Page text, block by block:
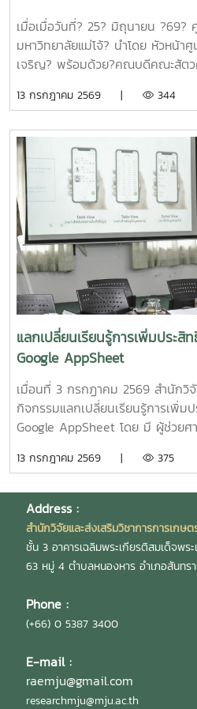
ทุนด้านการเพิ่มความสามารถในการ
ดังนี้1.โครงการ "กลยุทธ์การตลาดก
ศูนย์สำหรับนักท่องเที่ยวเชิงอาสาส
โดย ดร.กาญจนา สมมิตร หัวหน้าโค
ผู้ช่วยศาสตราจารย์ ดร.สุพัตรา วงศ์
คลินิกของผลิตภัณฑ์มูลค่าเพิ่มจากส่
ลูกผสมบึกสยามแม่โจ้" โดย รองศา
เลิศพิศาล หัวหน้าโครงการ4.โครง
สารเสริมโปรตีนปลาไฮโดรไลเสตสำ
กินในสัตว์เลี้ยง ระดับกึ่งอุตสาหกรร
ดร.ดวงพร อมรเลิศพิศาล หัวหน้าโค
ทดสอบทางคลินิกของผลิตภัณฑ์โพร
หลังคลอดและสุขภาพลำไส้ในมารด
ศาสตราจารย์ ดร.ดวงพร อมรเลิศ
โครงการ6.โครงการ "เทคโนโลยีก
ปลาด้วยระบบผลิตน้ำร้อนและไฟฟ้า
ปั๊มความร้อนอัจฉริยะเพื่อเพิ่มศักยภ
พาณิชย์" โดย ผู้ช่วยศาสตราจารย์ ด
โครงการ
เมื่อเมื่อวันที่? 25? มิถุนายน ?69?
มหาวิทยาลัยแม่โจ้? นำโดย หัวหน้า
เจริญ? พร้อมด้วย?คณบดีคณะสัตว
รศ.ดร.อภินันท์? สุวรรณรักษ์? และค
PGS?.... ซึ่งได้ลงมติให้จัดตั้งกลุ่ม
โจ้PGS? โดยมีศูนย์เกษตรอินทรีย์ฯ
ประชุมมีมติเป็นเอกฉันท์ให้ผศ.ดร.ทอ
ประธานกลุ่ม?ฯ? และน.ส.สุนันทา? ศ
กลุ่มฯ
13 กรกฎาคม 2569 | 344
แลกเปลี่ยนเรียนรู้การเพิ่มประสิ
Google AppSheet
เมื่อนที่ 3 กรกฏาคม 2569 สำนักวิ
กิจกรรมแลกเปลี่ยนเรียนรู้การเพิ่ม
Google AppSheet โดย มี ผู้ช่วยศ
พร้อมทั้งเป็นวิทยากร และแลกเปลี่ย
งานวิจัย และบริการวิชาการ โดยมี
การกองบริหารงานวิจัย นางสุรีย์
บริหารและธุรการ และ นางสาวเก
ตำแหน่งหัวหน้างานคลังและพัสดุ เ
สามารถนำไปประยุกต์ใช้ในการปฏิบั
และถูกต้องตามระเบียบ โดยมี ผู้บริ
เข้าร่วมกิจกรรมดังกล่าวอย่างพร้
มหาวิทยาลัยแม่โจ้
13 กรกฎาคม 2569 | 375
Address :
สำนักวิจัยและส่งเสริมวิชาการการเกษ
ชั้น 3 อาคารเฉลิมพระเกียรติสมเด็จพร
63 หมู่ 4 ตำบลหนองหาร อำเภอสันทร
Phone :
(+66) 0 5387 3400
E-mail :
raemju@gmail.com
researchmju@mju.ac.th